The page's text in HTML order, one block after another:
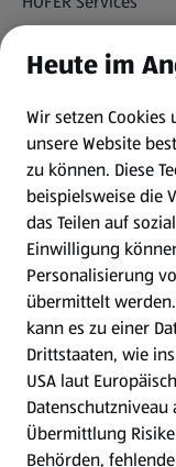
Newsletter
WhatsApp
Gewinnspiele
Mein HOFER. Meine
Meine Meinung.
(öffnet in einem
Folge uns hier:
Heute im
Wir setzen
unsere Website
zu können. Diese
beispielsweise die
das Teilen auf
Einwilligung
Personalisierung
übermittelt
kann es zu einer
Drittstaaten, wie
USA laut
Übermittlung
Behörden,